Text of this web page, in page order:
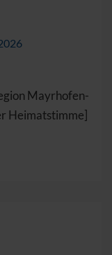
Mayrhofen-
Heimatstimme]